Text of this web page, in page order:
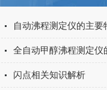
闪点相关知识解析